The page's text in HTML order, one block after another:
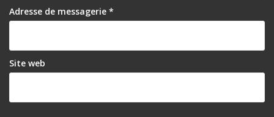
Adresse de messagerie *
Site web